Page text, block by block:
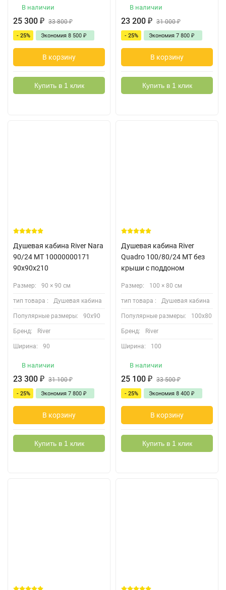
В наличии
25 300 ₽ 33 800₽
- 25% Экономия 8 500 ₽
В корзину
Купить в 1 клик
В наличии
23 200 ₽ 31 000₽
- 25% Экономия 7 800 ₽
В корзину
Купить в 1 клик
Душевая кабина River Nara
90/24 MT 10000000171
90х90х210
Размер: 90 × 90 см
тип товара : Душевая кабина
Популярные размеры: 90х90
Бренд: River
Ширина: 90
В наличии
23 300 ₽ 31 100₽
- 25% Экономия 7 800 ₽
В корзину
Купить в 1 клик
Душевая кабина River
Quadro 100/80/24 MT без
крыши с поддоном
Размер: 100 × 80 см
тип товара : Душевая кабина
Популярные размеры: 100х80
Бренд: River
Ширина: 100
В наличии
25 100 ₽ 33 500₽
- 25% Экономия 8 400 ₽
В корзину
Купить в 1 клик